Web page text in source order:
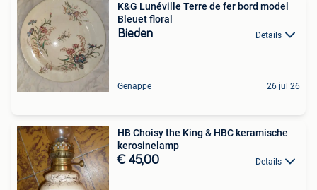
K&G Lunéville Terre de fer bord model
Bleuet floral
Bieden Details
Genappe 26 jul 26
HB Choisy the King & HBC keramische
kerosinelamp
€ 45,00 Details